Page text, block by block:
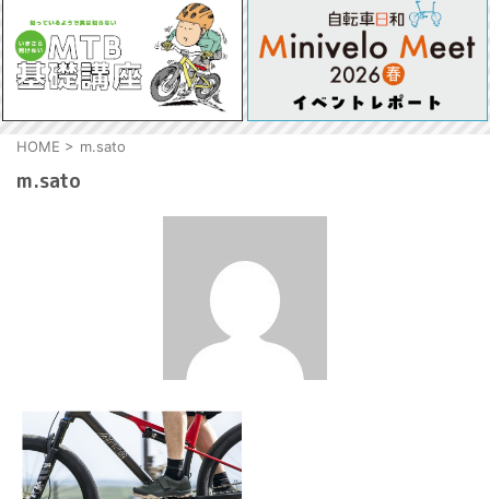
HOME > m.sato
m.sato